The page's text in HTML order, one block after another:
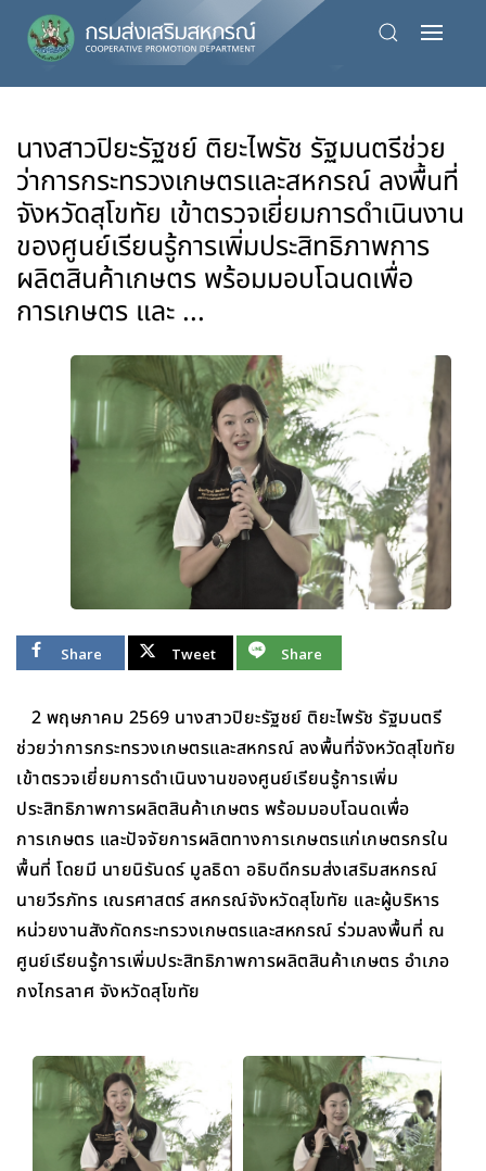
Skip
to
content
นางสาวปิยะรัฐชย์ ติยะไพรัช รัฐมนตรีช่วย
ว่าการกระทรวงเกษตรและสหกรณ์ ลงพื้นที่
จังหวัดสุโขทัย เข้าตรวจเยี่ยมการดำเนินงาน
ของศูนย์เรียนรู้การเพิ่มประสิทธิภาพการ
ผลิตสินค้าเกษตร พร้อมมอบโฉนดเพื่อ
การเกษตร และ ...
Share Tweet Share
2 พฤษภาคม 2569 นางสาวปิยะรัฐชย์ ติยะไพรัช รัฐมนตรี
ช่วยว่าการกระทรวงเกษตรและสหกรณ์ ลงพื้นที่จังหวัดสุโขทัย
เข้าตรวจเยี่ยมการดำเนินงานของศูนย์เรียนรู้การเพิ่ม
ประสิทธิภาพการผลิตสินค้าเกษตร พร้อมมอบโฉนดเพื่อ
การเกษตร และปัจจัยการผลิตทางการเกษตรแก่เกษตรกรใน
พื้นที่ โดยมี นายนิรันดร์ มูลธิดา อธิบดีกรมส่งเสริมสหกรณ์
นายวีรภัทร เณรศาสตร์ สหกรณ์จังหวัดสุโขทัย และผู้บริหาร
หน่วยงานสังกัดกระทรวงเกษตรและสหกรณ์ ร่วมลงพื้นที่ ณ
ศูนย์เรียนรู้การเพิ่มประสิทธิภาพการผลิตสินค้าเกษตร อำเภอ
กงไกรลาศ จังหวัดสุโขทัย